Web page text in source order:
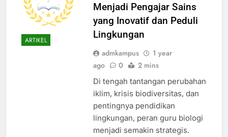
ARTIKEL
Menjadi Pengajar Sains
yang Inovatif dan Peduli
Lingkungan
admkampus
1 year
ago
0 2 mins
Di tengah tantangan perubahan
iklim, krisis biodiversitas, dan
pentingnya pendidikan
lingkungan, peran guru biologi
menjadi semakin strategis.